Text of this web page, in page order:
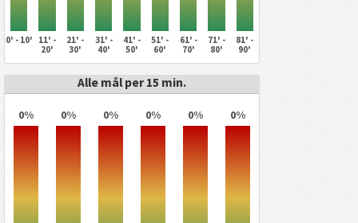
0' - 10'
11' -
20'
21' -
30'
31' -
40'
41' -
50'
51' -
60'
61' -
70'
71' -
80'
81' -
90'
Alle mål per 15 min.
0% 0% 0% 0% 0% 0%